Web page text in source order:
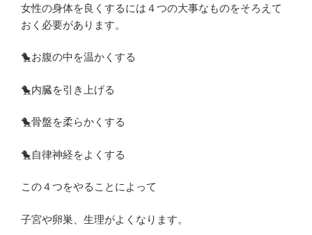
女性の身体を良くするには４つの大事なものをそろえて
おく必要があります。
🐤お腹の中を温かくする
🐤内臓を引き上げる
🐤骨盤を柔らかくする
🐤自律神経をよくする
この４つをやることによって
子宮や卵巣、生理がよくなります。